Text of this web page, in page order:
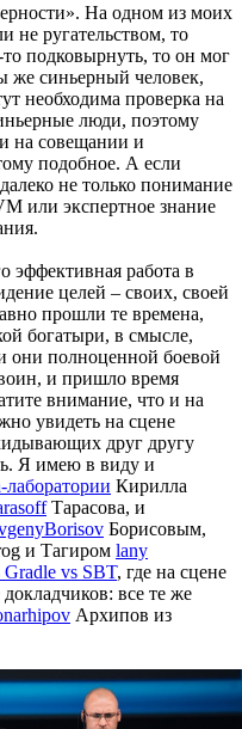
На одном из моих
не ругательством, то
подковырнуть, то он мог
же синьерный человек,
необходима проверка на
люди, поэтому
на совещании и
подобное. А если
не только понимание
или экспертное знание
эффективная работа в
целей – своих, своей
прошли те времена,
богатыри, в смысле,
они полноценной боевой
и пришло время
внимание, что и на
увидеть на сцене
друг другу
Я имею в виду и
Кирилла
Тарасова, и
Борисовым,
и Тагиром lany
Gradle vs SBT, где на сцене
все те же
Архипов из